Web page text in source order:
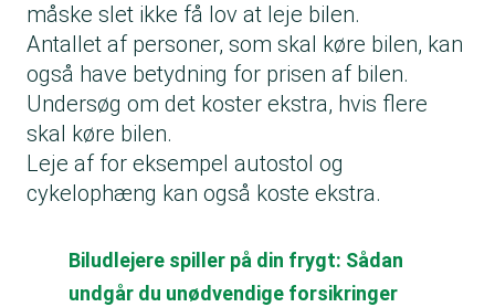
måske slet ikke få lov at leje bilen.
Antallet af personer, som skal køre bilen, kan
også have betydning for prisen af bilen.
Undersøg om det koster ekstra, hvis flere
skal køre bilen.
Leje af for eksempel autostol og
cykelophæng kan også koste ekstra.
Biludlejere spiller på din frygt: Sådan
undgår du unødvendige forsikringer